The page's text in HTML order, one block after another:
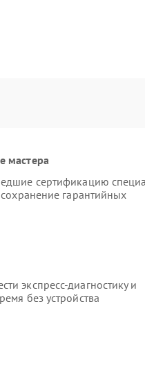
мастера
сертификацию
гарантийных
экспресс-диагностику и
без устройства